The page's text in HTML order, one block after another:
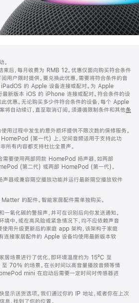
。
束后，每月收费为 RMB 12。优惠仅面向购买符合条件
户限时提供。要兑换此优惠，需要将符合条件的音
的 Apple 设备连接或配对。为 Apple
最新版本 iOS 的 iPhone 连接或配对。符合条件的设
优惠。无论购买多少件符合条件的设备，每个 Apple
将自动续订，直至取消订阅。须遵循限制条件和其他条
过程中发生的意外损坏提供不限次数的保修服务。
(第一代) 上，空间音频适用于支持此功
所有内容都支持杜比全景声。
要使用两部同款 HomePod 扬声器，如两部
(第二代) 或两部 HomePod (第一代)。
器或兼容隔空播放功能并运行最新隔空播放软件
的配件。智能家居配件需单独购买。
一氧化碳的警报声，并可在识别后向你发送通知。
境中，或在高风险或紧急情况下，均不应依赖声音
使用升级更新后的家庭 app 架构，该架构于家庭
连接家居配件的 Apple 设备均使用最新版本软
居场景进行了优化，即环境温度约为 15ºC 至
70% 的场景。在长时间以高音量播放音频等情
mini 在启动后需要一定时间对传感器进
显示送货选项。我们通过你的 IP 地址，或者你在上次
，找到了你的位置。